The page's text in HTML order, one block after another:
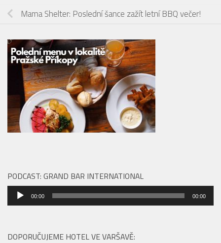
Mama Shelter: Poslední šance zažít letní BBQ večer!
PODCAST: GRAND BAR INTERNATIONAL
Audio
přehrávač
00:00 00:00
DOPORUČUJEME HOTEL VE VARŠAVĚ: